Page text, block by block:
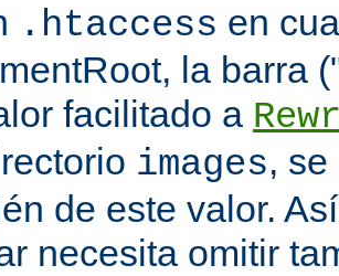
.htaccess en
la barra
facilitado a
images,
de este valor.
necesita omitir